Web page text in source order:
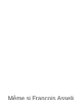
Même si François